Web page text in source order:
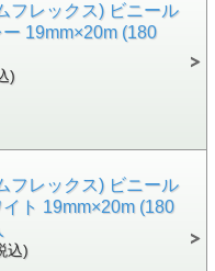
フレックス) ビニール
19mm×20m (180
)
フレックス) ビニール
ト 19mm×20m (180
込)